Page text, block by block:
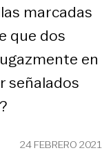
marcadas
que dos
en
señalados
24 FEBRERO 2021